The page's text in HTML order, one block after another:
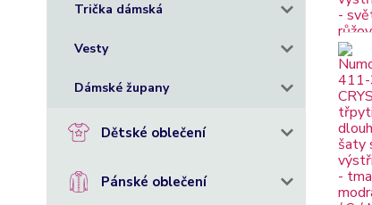
Trička dámská
Vesty
Dámské župany
Dětské oblečení
Pánské oblečení